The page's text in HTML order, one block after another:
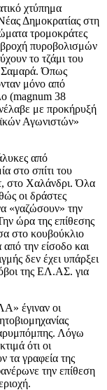
χτύπημα
Δημοκρατίας στη
τρομοκράτες
βροχή πυροβολισμών
το τζάμι του
Σαμαρά. Όπως
μόνο από
(magnum 38
με προκήρυξή
Αγωνιστών»
από
στο σπίτι του
στο Χαλάνδρι. Όλα
οι δράστες
«γαζώσουν» την
ώρα της επίθεσης
στο κουβούκλιο
την είσοδο και
δεν έχει υπάρξει
της ΕΛ.ΑΣ. για
έγιναν οι
Λόγω
ότι οι
τα γραφεία της
την επίθεση